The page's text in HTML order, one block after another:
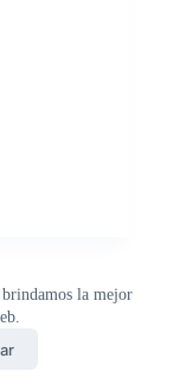
la mejor